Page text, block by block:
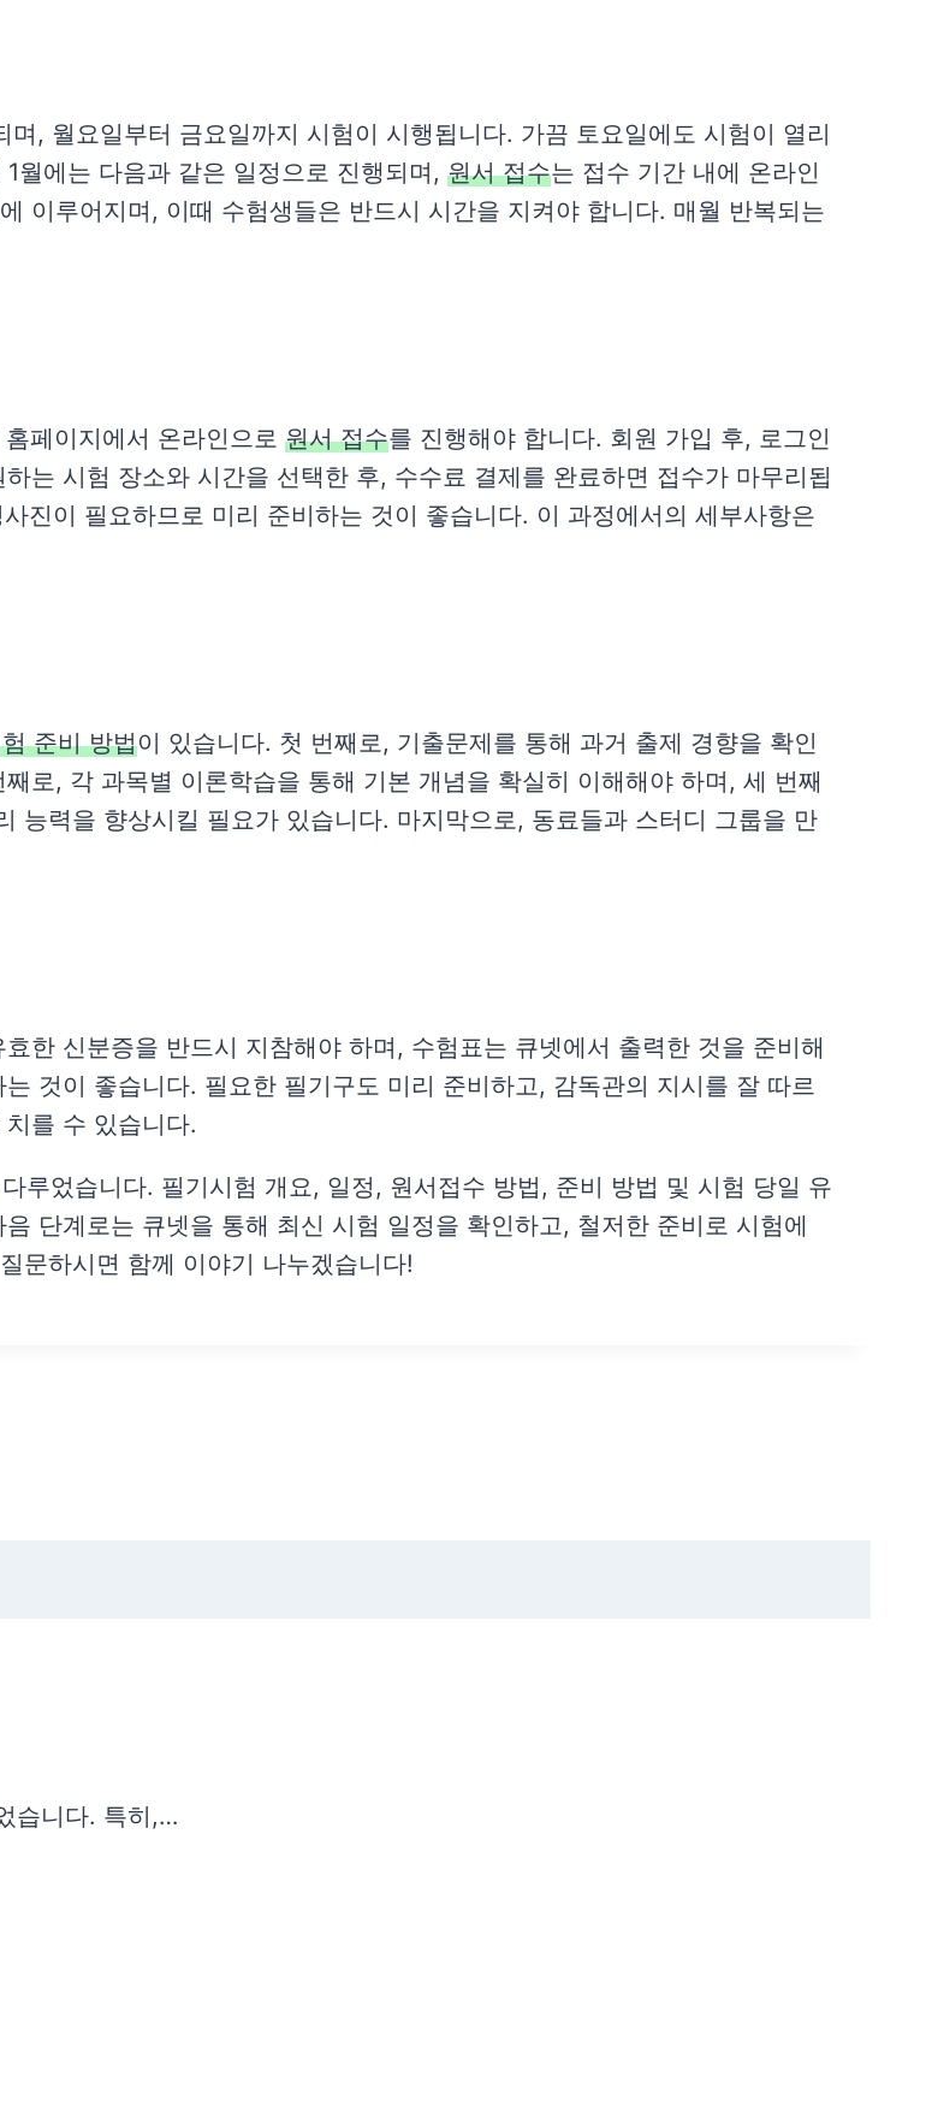
, 월요일부터 금요일까지 시험이 시행됩니다. 가끔 토요일에도 시험이 열리
월에는 다음과 같은 일정으로 진행되며, 원서 접수는 접수 기간 내에 온라인
이루어지며, 이때 수험생들은 반드시 시간을 지켜야 합니다. 매월 반복되는
페이지에서 온라인으로 원서 접수를 진행해야 합니다. 회원 가입 후, 로그인
는 시험 장소와 시간을 선택한 후, 수수료 결제를 완료하면 접수가 마무리됩
진이 필요하므로 미리 준비하는 것이 좋습니다. 이 과정에서의 세부사항은
준비 방법이 있습니다. 첫 번째로, 기출문제를 통해 과거 출제 경향을 확인
로, 각 과목별 이론학습을 통해 기본 개념을 확실히 이해해야 하며, 세 번째
능력을 향상시킬 필요가 있습니다. 마지막으로, 동료들과 스터디 그룹을 만
한 신분증을 반드시 지참해야 하며, 수험표는 큐넷에서 출력한 것을 준비해
것이 좋습니다. 필요한 필기구도 미리 준비하고, 감독관의 지시를 잘 따르
를 수 있습니다.
루었습니다. 필기시험 개요, 일정, 원서접수 방법, 준비 방법 및 시험 당일 유
단계로는 큐넷을 통해 최신 시험 일정을 확인하고, 철저한 준비로 시험에
문하시면 함께 이야기 나누겠습니다!
습니다. 특히,…